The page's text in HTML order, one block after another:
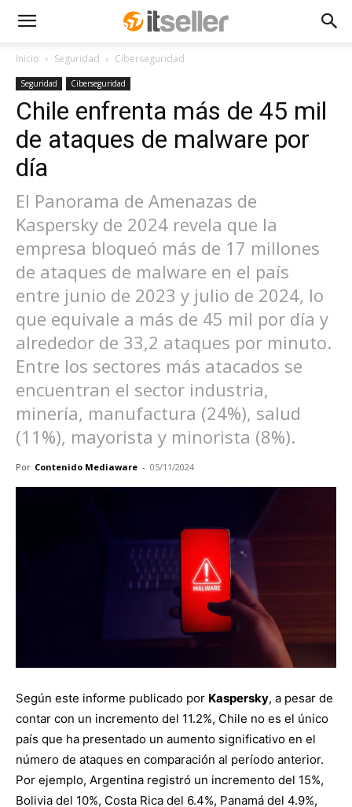
Inicio Seguridad Ciberseguridad
Seguridad Ciberseguridad
Chile enfrenta más de 45 mil
de ataques de malware por
día
El Panorama de Amenazas de
Kaspersky de 2024 revela que la
empresa bloqueó más de 17 millones
de ataques de malware en el país
entre junio de 2023 y julio de 2024, lo
que equivale a más de 45 mil por día y
alrededor de 33,2 ataques por minuto.
Entre los sectores más atacados se
encuentran el sector industria,
minería, manufactura (24%), salud
(11%), mayorista y minorista (8%).
Por Contenido Mediaware - 05/11/2024
Según este informe publicado por Kaspersky, a pesar de
contar con un incremento del 11.2%, Chile no es el único
país que ha presentado un aumento significativo en el
número de ataques en comparación al período anterior.
Por ejemplo, Argentina registró un incremento del 15%,
Bolivia del 10%, Costa Rica del 6.4%, Panamá del 4.9%,